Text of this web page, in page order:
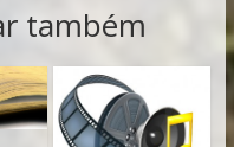
também